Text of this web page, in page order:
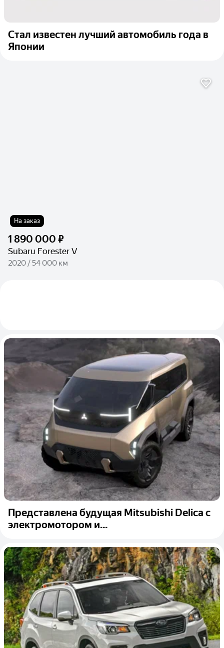
Стал известен лучший автомобиль года в
Японии
На заказ
1 890 000 ₽
Subaru Forester V
2020 / 54 000 км
Представлена будущая Mitsubishi Delica с
электромотором и...